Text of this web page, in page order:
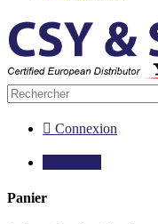
 Connexion
Panier